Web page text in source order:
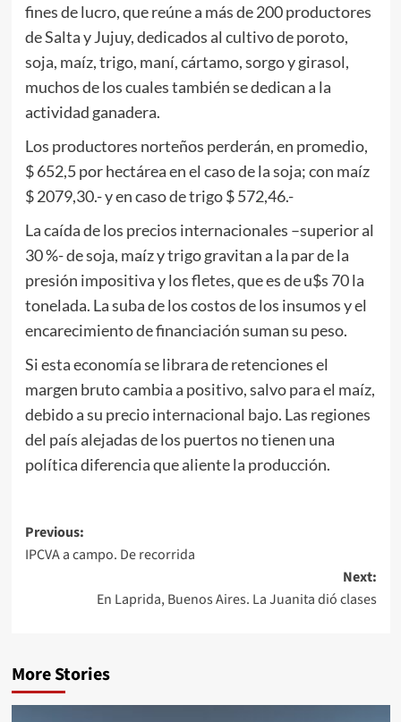
fines de lucro, que reúne a más de 200 productores
de Salta y Jujuy, dedicados al cultivo de poroto,
soja, maíz, trigo, maní, cártamo, sorgo y girasol,
muchos de los cuales también se dedican a la
actividad ganadera.
Los productores norteños perderán, en promedio,
$ 652,5 por hectárea en el caso de la soja; con maíz
$ 2079,30.- y en caso de trigo $ 572,46.-
La caída de los precios internacionales –superior al
30 %- de soja, maíz y trigo gravitan a la par de la
presión impositiva y los fletes, que es de u$s 70 la
tonelada. La suba de los costos de los insumos y el
encarecimiento de financiación suman su peso.
Si esta economía se librara de retenciones el
margen bruto cambia a positivo, salvo para el maíz,
debido a su precio internacional bajo. Las regiones
del país alejadas de los puertos no tienen una
política diferencia que aliente la producción.
Post
navigation
Previous:
IPCVA a campo. De recorrida
Next:
En Laprida, Buenos Aires. La Juanita dió clases
More Stories